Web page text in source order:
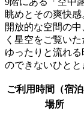
眺めとその爽快感
開放的な空間の
く星空をご覧いた
ゆったりと流れ
のできないひとと
ご利用時間（宿泊
場所